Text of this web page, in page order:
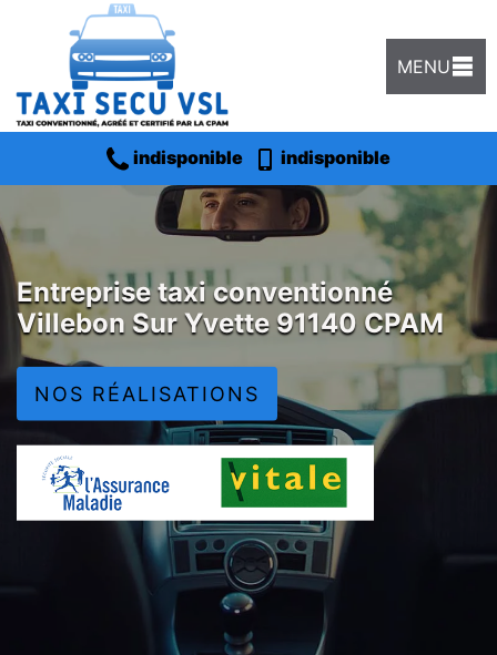
MENU
indisponible indisponible
Entreprise taxi conventionné
Villebon Sur Yvette 91140 CPAM
NOS RÉALISATIONS